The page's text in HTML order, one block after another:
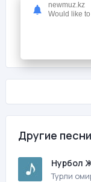
Мне
Жорабек -
Другие
Нурбол
Турли
newmuz.kz
Would like